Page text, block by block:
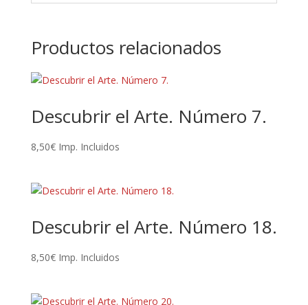
Productos relacionados
Descubrir el Arte. Número 7.
8,50€ Imp. Incluidos
Descubrir el Arte. Número 18.
8,50€ Imp. Incluidos